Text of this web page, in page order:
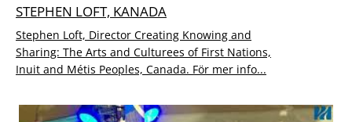
STEPHEN LOFT, KANADA
Stephen Loft, Director Creating Knowing and
Sharing: The Arts and Culturees of First Nations,
Inuit and Métis Peoples, Canada. För mer info...